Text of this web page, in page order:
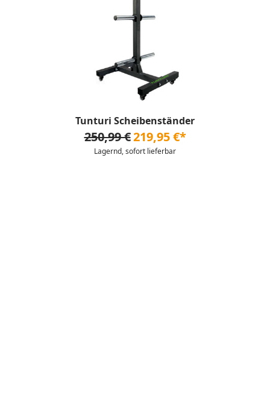
Tunturi Scheibenständer
250,99 €219,95 €*
Lagernd, sofort lieferbar